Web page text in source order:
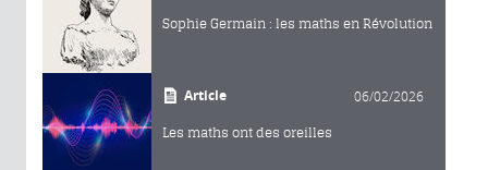
Sophie Germain : les maths en Révolution
Article 06/02/2026
Les maths ont des oreilles